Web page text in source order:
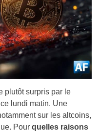
plutôt surpris par le
lundi matin. Une
sur les altcoins,
Pour quelles raisons